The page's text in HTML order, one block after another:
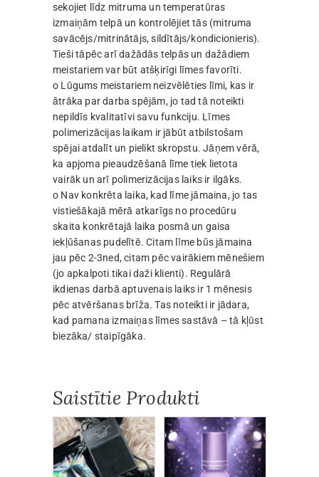
sekojiet līdz mitruma un temperatūras
izmaiņām telpā un kontrolējiet tās (mitruma
savācējs/mitrinātājs, sildītājs/kondicionieris).
Tieši tāpēc arī dažādās telpās un dažādiem
meistariem var būt atšķirīgi līmes favorīti.
o Lūgums meistariem neizvēlēties līmi, kas ir
ātrāka par darba spējām, jo tad tā noteikti
nepildīs kvalitatīvi savu funkciju. Līmes
polimerizācijas laikam ir jābūt atbilstošam
spējai atdalīt un pielikt skropstu. Jāņem vērā,
ka apjoma pieaudzēšanā līme tiek lietota
vairāk un arī polimerizācijas laiks ir ilgāks.
o Nav konkrēta laika, kad līme jāmaina, jo tas
vistiešākajā mērā atkarīgs no procedūru
skaita konkrētajā laika posmā un gaisa
iekļūšanas pudelītē. Citam līme būs jāmaina
jau pēc 2-3ned, citam pēc vairākiem mēnešiem
(jo apkalpoti tikai daži klienti). Regulārā
ikdienas darbā aptuvenais laiks ir 1 mēnesis
pēc atvēršanas brīža. Tas noteikti ir jādara,
kad pamana izmaiņas līmes sastāvā – tā kļūst
biezāka/ staipīgāka.
Saistītie Produkti